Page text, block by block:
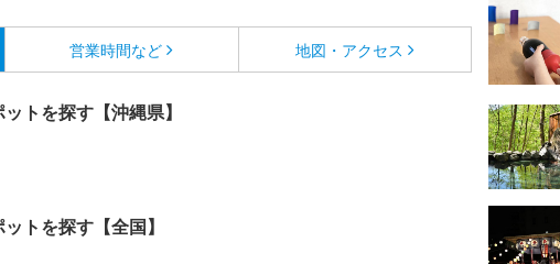
営業時間など 地図・アクセス
トを探す【沖縄県】
トを探す【全国】